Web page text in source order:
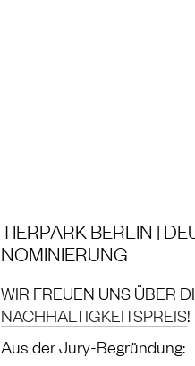
TIERPARK BERLIN |
NOMINIERUNG
WIR FREUEN UNS ÜBER
NACHHALTIGKEITSPREIS!
Aus der Jury-Begründung: